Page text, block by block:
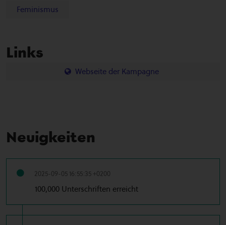
Feminismus
Links
Webseite der Kampagne
Neuigkeiten
2025-09-05 16:55:35 +0200
100,000 Unterschriften erreicht